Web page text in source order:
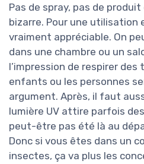
Pas de spray, pas de produit
bizarre. Pour une utilisation
vraiment appréciable. On
dans une chambre ou un
l’impression de respirer
enfants ou les personnes
argument. Après, il faut
lumière UV attire parfois
peut-être pas été là au
Donc si vous êtes dans un
insectes, ça va plus les